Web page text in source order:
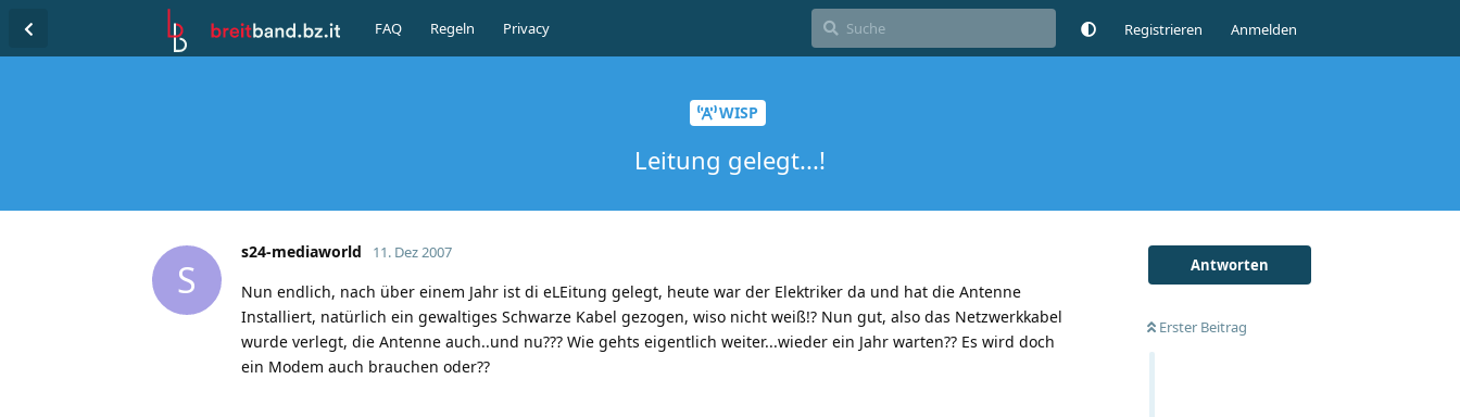
FAQ Regeln Privacy Registrieren Anmelden
WISP
Leitung gelegt...!
Antworten
Erster Beitrag
S
s24-mediaworld 11. Dez 2007
Nun endlich, nach über einem Jahr ist di eLEitung gelegt, heute war der Elektriker da und hat die Antenne
Installiert, natürlich ein gewaltiges Schwarze Kabel gezogen, wiso nicht weiß!? Nun gut, also das Netzwerkkabel
wurde verlegt, die Antenne auch..und nu??? Wie gehts eigentlich weiter...wieder ein Jahr warten?? Es wird doch
ein Modem auch brauchen oder??